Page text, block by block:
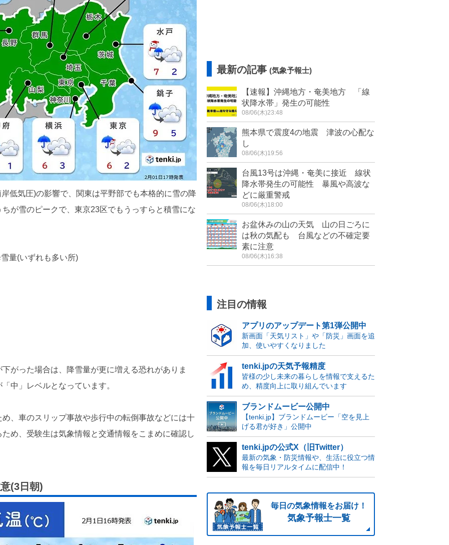
低気圧)の影響で、関東は平野部でも本格的に雪の降
が雪のピークで、東京23区でもうっすらと積雪にな
量(いずれも多い所)
がった場合は、降雪量が更に増える恐れがありま
中」レベルとなっています。
、車のスリップ事故や歩行中の転倒事故などには十
め、受験生は気象情報と交通情報をこまめに確認し
(3日朝)
最新の記事 (気象予報士)
【速報】沖縄地方・奄美地方 「線
状降水帯」発生の可能性
08/06(木)23:48
熊本県で震度4の地震 津波の心配な
し
08/06(木)19:56
台風13号は沖縄・奄美に接近 線状
降水帯発生の可能性 暴風や高波な
どに厳重警戒
08/06(木)18:00
お盆休みの山の天気 山の日ごろに
は秋の気配も 台風などの不確定要
素に注意
08/06(木)16:38
注目の情報
アプリのアップデート第1弾公開中
新画面「天気リスト」や「防災」画面を追
加、使いやすくなりました
tenki.jpの天気予報精度
皆様の少し未来の暮らしを情報で支えるた
め、精度向上に取り組んでいます
ブランドムービー公開中
【tenki.jp】ブランドムービー「空を見上
げる君が好き」公開中
tenki.jpの公式X（旧Twitter）
最新の気象・防災情報や、生活に役立つ情
報を毎日リアルタイムに配信中！
毎日の気象情報をお届け！
気象予報士一覧